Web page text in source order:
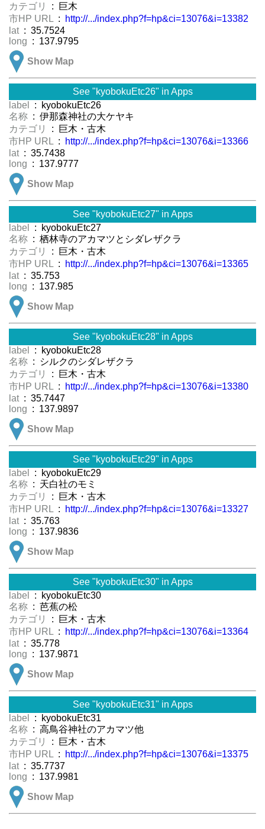
カテゴリ
: 巨木
市HP URL :
http://.../index.php?f=hp&ci=13076&i=13382
lat : 35.7524
long : 137.9795
Show Map
See "kyobokuEtc26" in Apps
label
: kyobokuEtc26
名称 : 伊那森神社の大ケヤキ
カテゴリ
: 巨木・古木
市HP URL :
http://.../index.php?f=hp&ci=13076&i=13366
lat : 35.7438
long : 137.9777
Show Map
See "kyobokuEtc27" in Apps
label
: kyobokuEtc27
名称 : 栖林寺のアカマツとシダレザクラ
カテゴリ
: 巨木・古木
市HP URL :
http://.../index.php?f=hp&ci=13076&i=13365
lat : 35.753
long : 137.985
Show Map
See "kyobokuEtc28" in Apps
label
: kyobokuEtc28
名称 : シルクのシダレザクラ
カテゴリ
: 巨木・古木
市HP URL :
http://.../index.php?f=hp&ci=13076&i=13380
lat : 35.7447
long : 137.9897
Show Map
See "kyobokuEtc29" in Apps
label
: kyobokuEtc29
名称 : 天白社のモミ
カテゴリ
: 巨木・古木
市HP URL :
http://.../index.php?f=hp&ci=13076&i=13327
lat : 35.763
long : 137.9836
Show Map
See "kyobokuEtc30" in Apps
label
: kyobokuEtc30
名称 : 芭蕉の松
カテゴリ
: 巨木・古木
市HP URL :
http://.../index.php?f=hp&ci=13076&i=13364
lat : 35.778
long : 137.9871
Show Map
See "kyobokuEtc31" in Apps
label
: kyobokuEtc31
名称 : 高鳥谷神社のアカマツ他
カテゴリ
: 巨木・古木
市HP URL :
http://.../index.php?f=hp&ci=13076&i=13375
lat : 35.7737
long : 137.9981
Show Map